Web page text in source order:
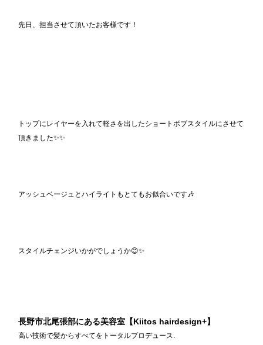
先日、担当させて頂いたお客様です！
トップにレイヤーを入れて軽さを出したショートボブスタイルにさせて
頂きました✨✨
アッシュベージュとハイライトもとてもお似合いです🎶
スタイルチェンジいかがでしょうか😊✨
長野市北尾張部にある美容室【Kiitos hairdesign+】
高い技術で髪からすべてをトータルプロデュース.